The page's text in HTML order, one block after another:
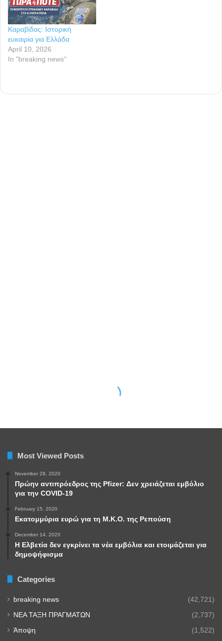
Most Viewed Posts
November 28, 2020
Πρώην αντιπρόεδρος της Pfizer: Δεν χρειάζεται εμβόλιο
για την COVID-19
February 15, 2020
Εκατομμύρια ευρώ για τη Μ.Κ.Ο. της Ρεπούση
December 14, 2020
Η Ελβετία δεν εγκρίνει τα νέα εμβόλια και ετοιμάζεται για
δημοψήφισμα
Categories
breaking news (42,721)
NEA TAΞΗ ΠΡΑΓΜΑΤΩΝ (2,737)
Άποψη (1,522)